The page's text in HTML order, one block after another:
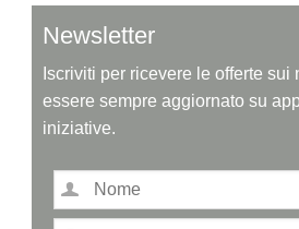
Newsletter
Iscriviti per ricevere le offerte sui
essere sempre aggiornato su
iniziative.